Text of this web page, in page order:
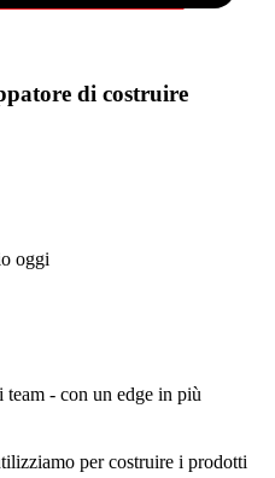
di costruire
oggi
- con un edge in più
per costruire i prodotti